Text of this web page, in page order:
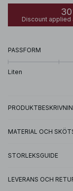
Discount applied
PASSFORM
Liten
MATERIAL OCH
STORLEKSGUIDE
LEVERANS OCH